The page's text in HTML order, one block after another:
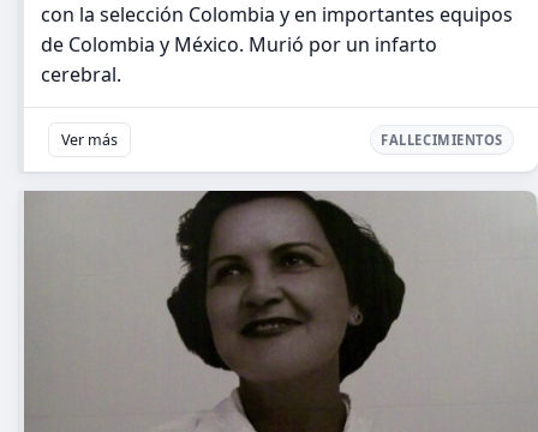
con la selección Colombia y en importantes equipos
de Colombia y México. Murió por un infarto
cerebral.
Ver más FALLECIMIENTOS